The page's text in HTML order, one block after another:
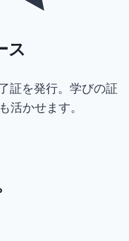
ス
証を発行。学びの証
活かせます。